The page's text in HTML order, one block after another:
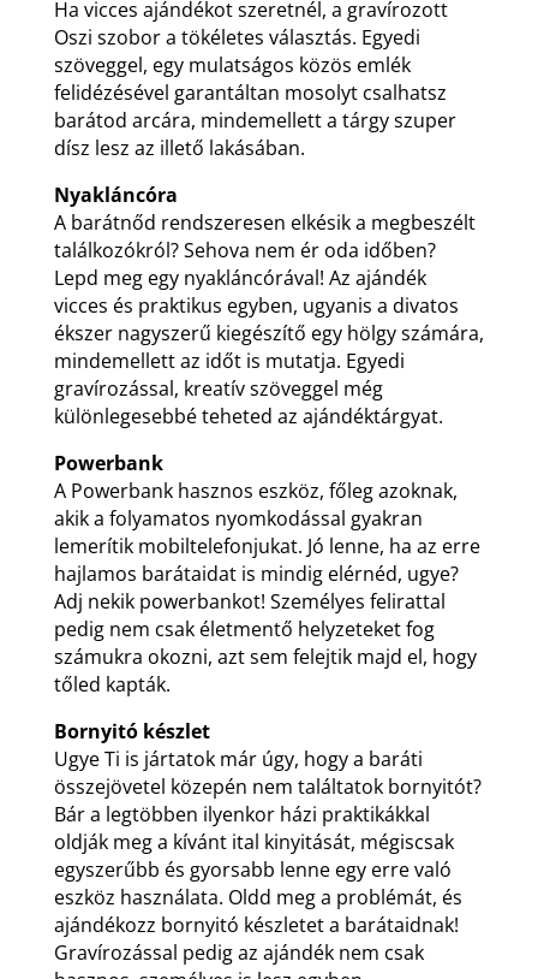
Ha vicces ajándékot szeretnél, a gravírozott
Oszi szobor a tökéletes választás. Egyedi
szöveggel, egy mulatságos közös emlék
felidézésével garantáltan mosolyt csalhatsz
barátod arcára, mindemellett a tárgy szuper
dísz lesz az illető lakásában.
Nyakláncóra
A barátnőd rendszeresen elkésik a megbeszélt
találkozókról? Sehova nem ér oda időben?
Lepd meg egy nyakláncórával! Az ajándék
vicces és praktikus egyben, ugyanis a divatos
ékszer nagyszerű kiegészítő egy hölgy számára,
mindemellett az időt is mutatja. Egyedi
gravírozással, kreatív szöveggel még
különlegesebbé teheted az ajándéktárgyat.
Powerbank
A Powerbank hasznos eszköz, főleg azoknak,
akik a folyamatos nyomkodással gyakran
lemerítik mobiltelefonjukat. Jó lenne, ha az erre
hajlamos barátaidat is mindig elérnéd, ugye?
Adj nekik powerbankot! Személyes felirattal
pedig nem csak életmentő helyzeteket fog
számukra okozni, azt sem felejtik majd el, hogy
tőled kapták.
Bornyitó készlet
Ugye Ti is jártatok már úgy, hogy a baráti
összejövetel közepén nem találtatok bornyitót?
Bár a legtöbben ilyenkor házi praktikákkal
oldják meg a kívánt ital kinyitását, mégiscsak
egyszerűbb és gyorsabb lenne egy erre való
eszköz használata. Oldd meg a problémát, és
ajándékozz bornyitó készletet a barátaidnak!
Gravírozással pedig az ajándék nem csak